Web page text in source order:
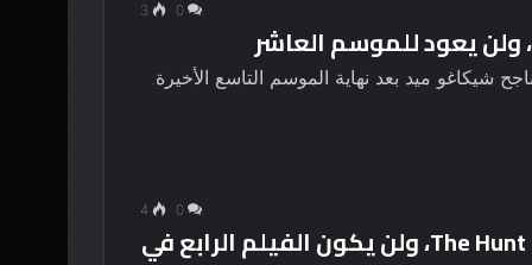
0
3
شيكاغو ميد بعد نهاية الموسم التاسع الأخيرة.
0
4
تم التشويق لتفاصيل قصة The Hunt for Gollum، ولن يكون الفيلم الرابع في